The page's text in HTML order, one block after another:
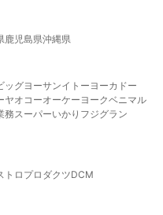
鹿児島県沖縄県
ッグヨーサンイトーヨーカドー
ヤオコーオーケー ヨークベニマル
務スーパーいかり フジグラン
トロプロダクツDCM